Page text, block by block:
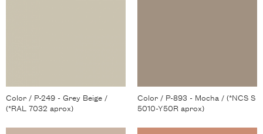
Color / P-249 - Grey Beige /
(*RAL 7032 aprox)
Color / P-893 - Mocha / (*NCS S
5010-Y50R aprox)